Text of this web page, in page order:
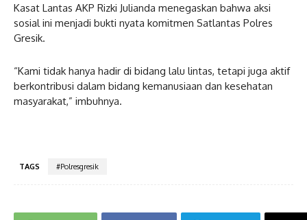
Kasat Lantas AKP Rizki Julianda menegaskan bahwa aksi
sosial ini menjadi bukti nyata komitmen Satlantas Polres
Gresik.
“Kami tidak hanya hadir di bidang lalu lintas, tetapi juga aktif
berkontribusi dalam bidang kemanusiaan dan kesehatan
masyarakat,” imbuhnya.
TAGS #Polresgresik